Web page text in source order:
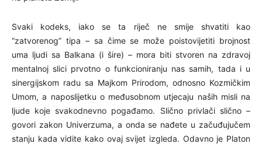
Svaki kodeks, iako se ta riječ ne smije shvatiti kao
“zatvorenog” tipa – sa čime se može poistovijetiti brojnost
uma ljudi sa Balkana (i šire) – mora biti stvoren na zdravoj
mentalnoj slici prvotno o funkcioniranju nas samih, tada i u
sinergijskom radu sa Majkom Prirodom, odnosno Kozmičkim
Umom, a naposlijetku o međusobnom utjecaju naših misli na
ljude koje svakodnevno pogađamo. Slično privlači slično –
govori zakon Univerzuma, a onda se nađete u začuđujučem
stanju kada vidite kako ovaj svijet izgleda. Odavno je Platon